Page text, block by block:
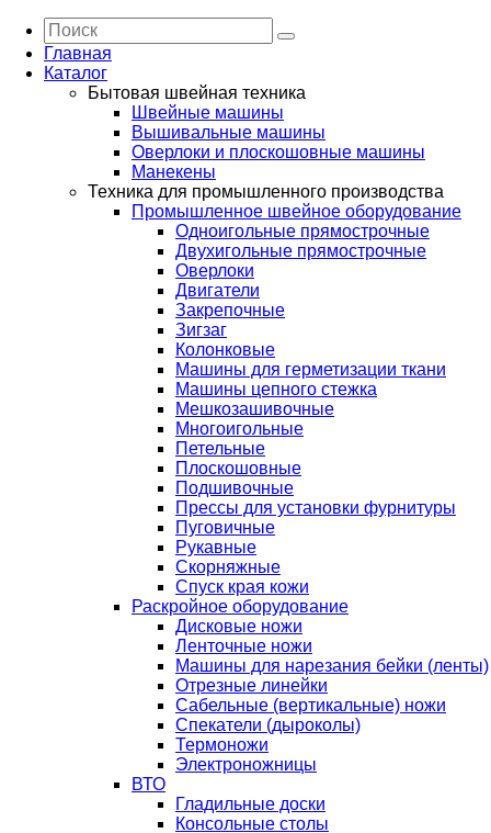
Главная
Каталог
Бытовая швейная техника
Швейные машины
Вышивальные машины
Оверлоки и плоскошовные машины
Манекены
Техника для промышленного производства
Промышленное швейное оборудование
Одноигольные прямострочные
Двухигольные прямострочные
Оверлоки
Двигатели
Закрепочные
Зигзаг
Колонковые
Машины для герметизации ткани
Машины цепного стежка
Мешкозашивочные
Многоигольные
Петельные
Плоскошовные
Подшивочные
Прессы для установки фурнитуры
Пуговичные
Рукавные
Скорняжные
Спуск края кожи
Раскройное оборудование
Дисковые ножи
Ленточные ножи
Машины для нарезания бейки (ленты)
Отрезные линейки
Сабельные (вертикальные) ножи
Спекатели (дыроколы)
Термоножи
Электроножницы
ВТО
Гладильные доски
Консольные столы